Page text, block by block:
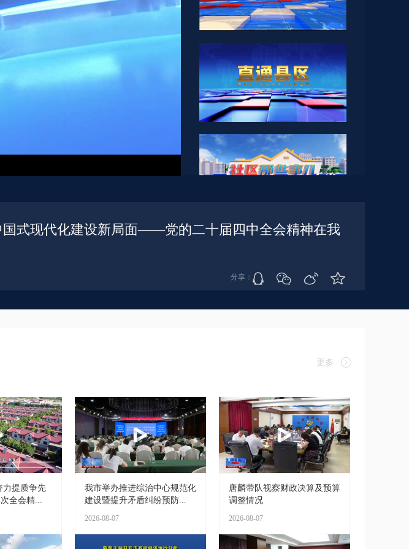
式现代化建设新局面——党的二十届四中全会精神在我
分享：
更多
力提质争先
全会精...
我市举办推进综治中心规范化
建设暨提升矛盾纠纷预防...
2026-08-07
唐麟带队视察财政决算及预算
调整情况
2026-08-07